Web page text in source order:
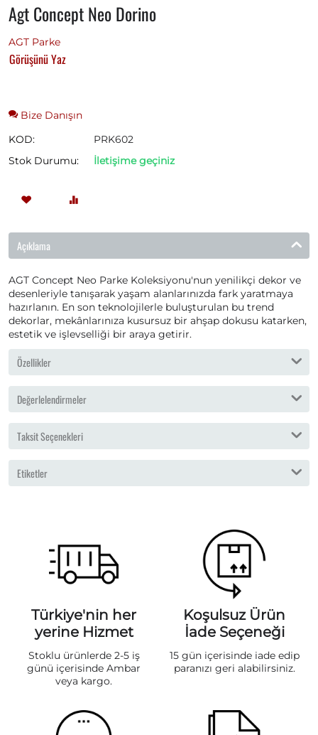
Agt Concept Neo Dorino
AGT Parke
Görüşünü Yaz
Bize Danışın
KOD:
PRK602
Stok Durumu:
İletişime geçiniz
Açıklama
AGT Concept Neo Parke Koleksiyonu'nun yenilikçi dekor ve
desenleriyle tanışarak yaşam alanlarınızda fark yaratmaya
hazırlanın. En son teknolojilerle buluşturulan bu trend
dekorlar, mekânlarınıza kusursuz bir ahşap dokusu katarken,
estetik ve işlevselliği bir araya getirir.
Özellikler
Değerlelendirmeler
Taksit Seçenekleri
Etiketler
Türkiye'nin her
yerine Hizmet
Stoklu ürünlerde 2-5 iş
günü içerisinde Ambar
veya kargo.
Koşulsuz Ürün
İade Seçeneği
15 gün içerisinde iade edip
paranızı geri alabilirsiniz.